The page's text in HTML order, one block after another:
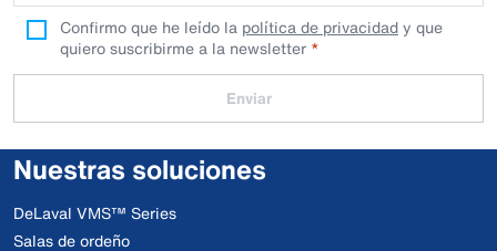
Confirmo que he leído la política de privacidady que
quiero suscribirme a la newsletter
Enviar
Nuestras soluciones
DeLaval VMS™ Series
Salas de ordeño